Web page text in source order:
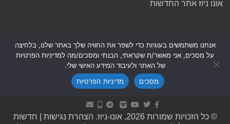
אונו ניוז אתר החדשות
© כל הזכויות שמורות 2026, אונו-ניוז. הצהרת נגישות
חדשות
אנחנו משתמשים בעוגיות כדי לשפר את החוויה שלך באתר שלנו, בלחיצה
על מסכים, אני מאשר/ת שקראתי, הבנתי ומסכים/מה למדיניות הפרטיות
של האתר ולעיבוד המידע האישי שלי.
מסכים
מדיניות הפרטיות